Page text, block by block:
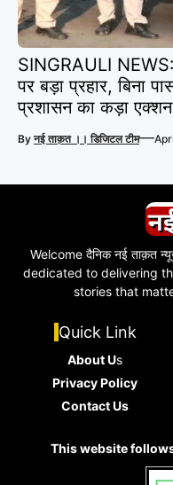
SINGRAULI
पर बड़ा प्रहार, बिना
प्रशासन का कड़ा एक्शन
Byनई ताक़त ।। डिजिटल टीम—
Welcome दैनिक नई ताक़त
dedicated to delivering
stories that
Quick Link
About Us
Privacy Policy
Contact Us
This website